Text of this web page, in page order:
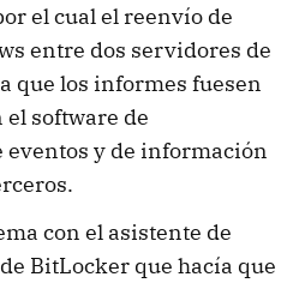
el cual el reenvío de
entre dos servidores de
que los informes fuesen
software de
y de información
con el asistente de
BitLocker que hacía que